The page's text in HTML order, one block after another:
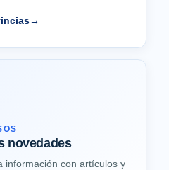
→
novedades
información con artículos y